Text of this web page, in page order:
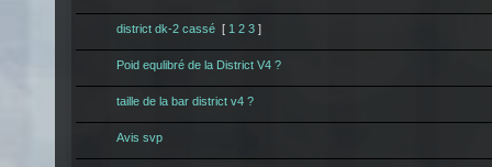
district dk-2 cassé [ 1 2 3 ]
Poid equlibré de la District V4 ?
taille de la bar district v4 ?
Avis svp